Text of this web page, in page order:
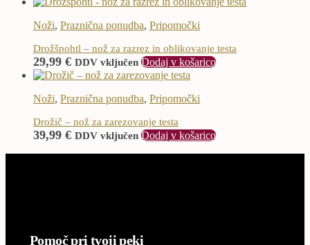
Noži, Praznična ponudba, Pripomočki
Drožšpohtl – nož za razrez in oblikovanje testa
29,99 € DDV vključen Dodaj v košarico
Noži, Praznična ponudba, Pripomočki
Drožič – nož za zarezovanje testa
39,99 € DDV vključen Dodaj v košarico
Pomoč pri tvoji peki